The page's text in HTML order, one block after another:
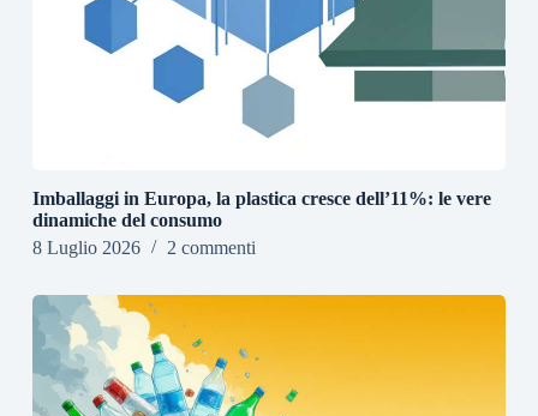
Imballaggi in Europa, la plastica cresce dell’11%: le vere
dinamiche del consumo
8 Luglio 2026
2 commenti